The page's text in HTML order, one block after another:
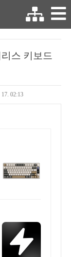
스 키보드
02:13